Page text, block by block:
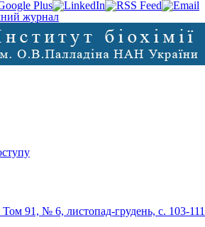
91, № 6, листопад-грудень, c. 103-111